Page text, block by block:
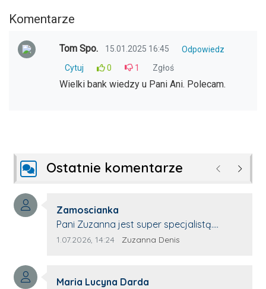
Komentarze
Tom Spo. 15.01.2025 16:45
Odpowiedz
Cytuj
0 1 Zgłoś
Wielki bank wiedzy u Pani Ani. Polecam.
Ostatnie komentarze Poprzednie
Autor komentarza:
Zamoscianka
Treść komentarza:
Pani Zuzanna jest super specjalistą.
Korzystamy z moim pieskiem z jej pomocy
Data dodania komentarza:
1.07.2026, 14:24 Źródło komentarza:
Zuzanna Denis
Autor komentarza:
Maria Lucyna Darda